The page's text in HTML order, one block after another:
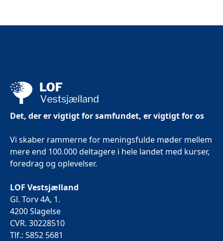
Det, der er vigtigt for samfundet, er vigtigt for os
Vi skaber rammerne for meningsfulde møder mellem
mere end 100.000 deltagere i hele landet med kurser,
foredrag og oplevelser.
LOF Vestsjælland
Gl. Torv 4A, 1.
4200 Slagelse
CVR. 30228510
Tlf.: 5852 5681